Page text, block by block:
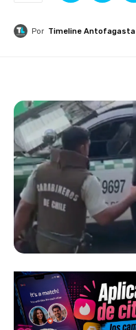
Por Timeline Antofagasta